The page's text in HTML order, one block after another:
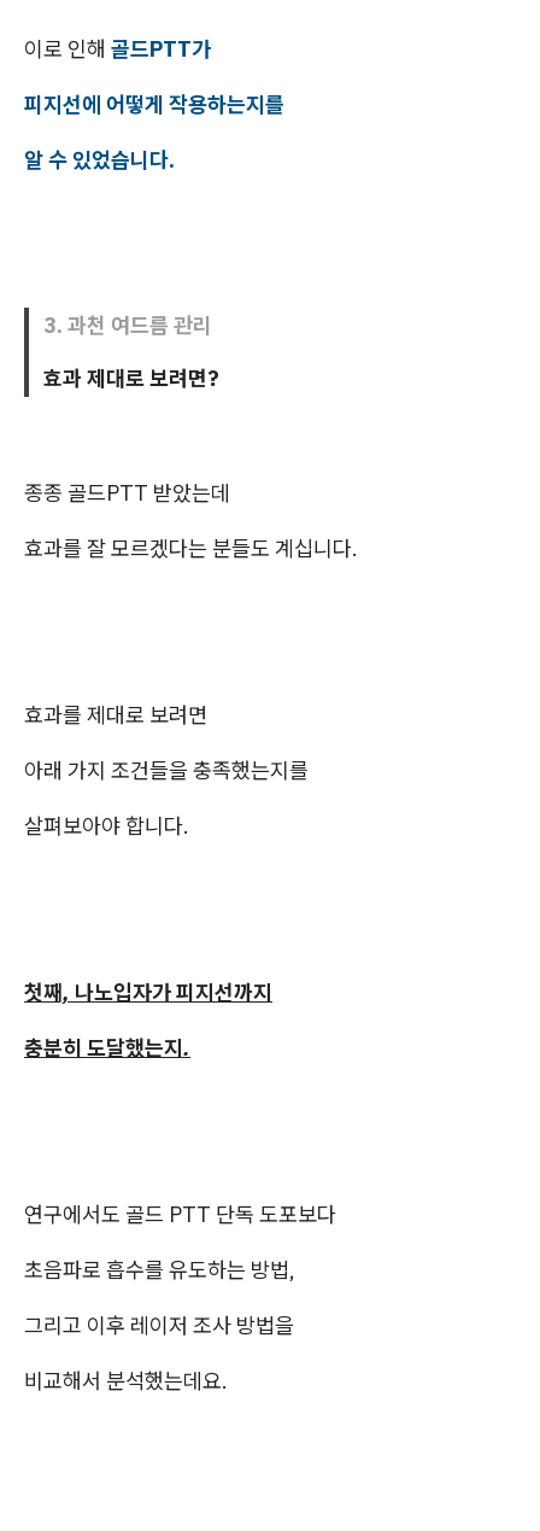
이로 인해 골드PTT가
피지선에 어떻게 작용하는지를
알 수 있었습니다.
3. 과천 여드름 관리
효과 제대로 보려면?
종종 골드PTT 받았는데
효과를 잘 모르겠다는 분들도 계십니다.
효과를 제대로 보려면
아래 가지 조건들을 충족했는지를
살펴보아야 합니다.
첫째, 나노입자가 피지선까지
충분히 도달했는지.
연구에서도 골드 PTT 단독 도포보다
초음파로 흡수를 유도하는 방법,
그리고 이후 레이저 조사 방법을
비교해서 분석했는데요.